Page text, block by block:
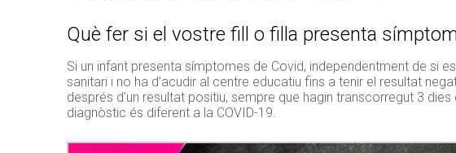
Què fer si el vostre fill o filla presenta
Si un infant presenta símptomes de Covid, independentment de si
sanitari i no ha d’acudir al centre educatiu fins a tenir el resultat
després d’un resultat positiu, sempre que hagin transcorregut 3
diagnòstic és diferent a la COVID-19.